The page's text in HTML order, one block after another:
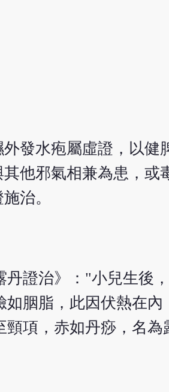
發水疱屬虛證，以
他邪氣相兼為患，
治。
丹證治》："小兒生後
如胭脂，此因伏熱在
頸項，赤如丹痧，名